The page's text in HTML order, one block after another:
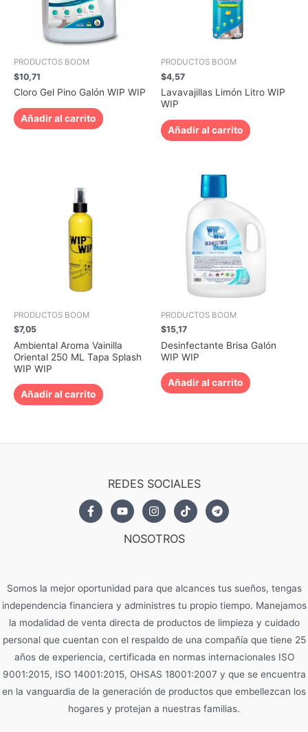
PRODUCTOS BOOM
$10,71
Cloro Gel Pino Galón WIP WIP
Añadir al carrito
PRODUCTOS BOOM
$4,57
Lavavajillas Limón Litro WIP
WIP
Añadir al carrito
PRODUCTOS BOOM
$7,05
Ambiental Aroma Vainilla
Oriental 250 ML Tapa Splash
WIP WIP
Añadir al carrito
PRODUCTOS BOOM
$15,17
Desinfectante Brisa Galón
WIP WIP
Añadir al carrito
REDES SOCIALES
NOSOTROS
Somos la mejor oportunidad para que alcances tus sueños, tengas
independencia financiera y administres tu propio tiempo. Manejamos
la modalidad de venta directa de productos de limpieza y cuidado
personal que cuentan con el respaldo de una compañía que tiene 25
años de experiencia, certificada en normas internacionales ISO
9001:2015, ISO 14001:2015, OHSAS 18001:2007 y que se encuentra
en la vanguardia de la generación de productos que embellezcan los
hogares y protejan a nuestras familias.